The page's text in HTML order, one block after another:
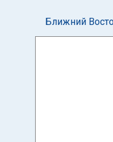
Ближний